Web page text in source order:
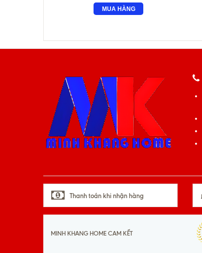
MUA HÀNG
Thanh toán khi nhận hàng
MINH KHANG HOME CAM KẾT